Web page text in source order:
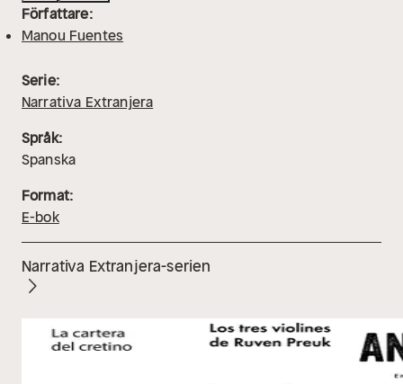
Författare:
Manou Fuentes
Serie:
Narrativa Extranjera
Språk:
Spanska
Format:
E-bok
Narrativa Extranjera-serien